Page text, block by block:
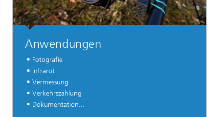
Anwendungen
Fotografie
Infrarot
Vermessung
Verkehrszählung
Dokumentation...